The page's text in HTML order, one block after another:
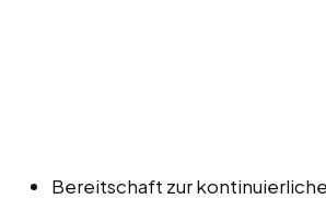
Bereitschaft zur